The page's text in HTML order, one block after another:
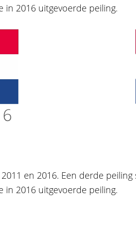
in 2016 uitgevoerde peiling.
en 2016. Een derde
in 2016 uitgevoerde peiling.